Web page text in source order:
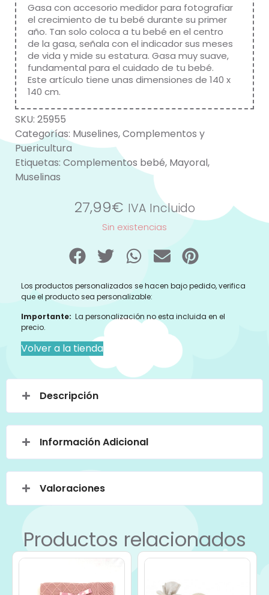
Gasa con accesorio medidor para fotografiar
el crecimiento de tu bebé durante su primer
año. Tan solo coloca a tu bebé en el centro
de la gasa, señala con el indicador sus meses
de vida y mide su estatura. Gasa muy suave,
fundamental para el cuidado de tu bebé.
Este artículo tiene unas dimensiones de 140 x
140 cm.
SKU: 25955
Categorías: Muselines,Complementos y
Puericultura
Etiquetas: Complementos bebé, Mayoral,
Muselinas
27,99€ IVA Incluido
Sin existencias
Los productos personalizados se hacen bajo pedido, verifica
que el producto sea personalizable:
Importante: La personalización no esta incluida en el
precio.
Volver a la tienda
Descripción
Información Adicional
Valoraciones
Productos relacionados